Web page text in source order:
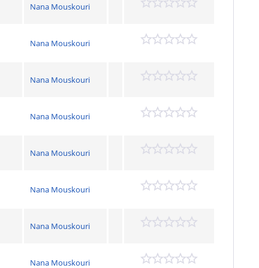
Nana Mouskouri
Nana Mouskouri
Nana Mouskouri
Nana Mouskouri
Nana Mouskouri
Nana Mouskouri
Nana Mouskouri
Nana Mouskouri